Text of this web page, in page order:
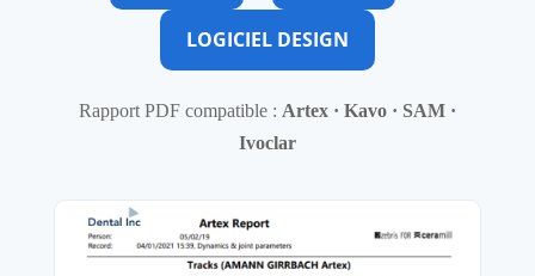
LOGICIEL DESIGN
Rapport PDF compatible : Artex · Kavo · SAM ·
Ivoclar